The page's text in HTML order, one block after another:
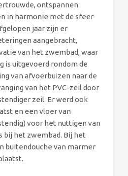
ontspannen
in harmonie met de sfeer
jaar zijn er
aangebracht,
van het zwembad, waar
is uitgevoerd rondom de
van afvoerbuizen naar de
van het PVC-zeil door
zeil. Er werd ook
en een vloer van
voor het nuttigen van
bij het zwembad. Bij het
buitendouche van marmer